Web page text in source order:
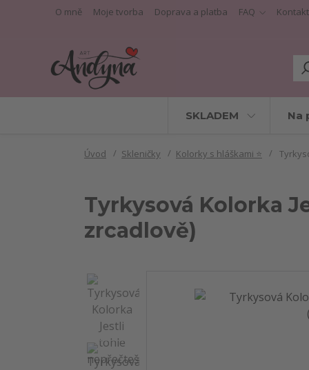
O mně Moje tvorba Doprava a platba FAQ Kontakt
SKLADEM Na
Úvod Skleničky Kolorky s hláškami ⭐
Tyrkysová Kolorka
zrcadlově)